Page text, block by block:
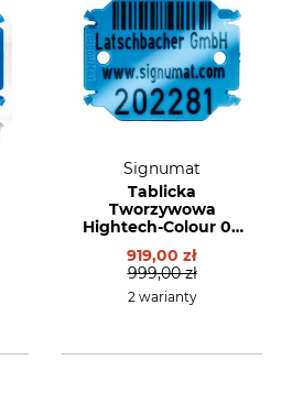
Signumat
Tablicka
Tworzywowa
Hightech-Colour 04
- trzy linie
919,00 zł
999,00 zł
2 warianty